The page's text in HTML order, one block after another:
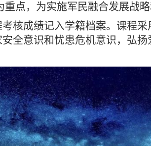
点，为实施军民融合发展战
核成绩记入学籍档案。课程
全意识和忧患危机意识，弘扬